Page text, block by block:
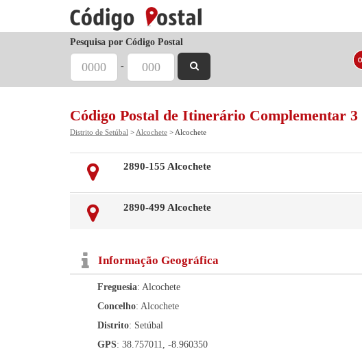
Pesquisa por Código Postal
-
Código Postal de Itinerário Complementar 3
Distrito de Setúbal > Alcochete > Alcochete
2890-155 Alcochete
2890-499 Alcochete
Informação Geográfica
Freguesia: Alcochete
Concelho: Alcochete
Distrito: Setúbal
GPS: 38.757011, -8.960350